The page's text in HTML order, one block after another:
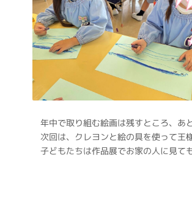
年中で取り組む絵画は残すところ、あ
次回は、クレヨンと絵の具を使って王
子どもたちは作品展でお家の人に見